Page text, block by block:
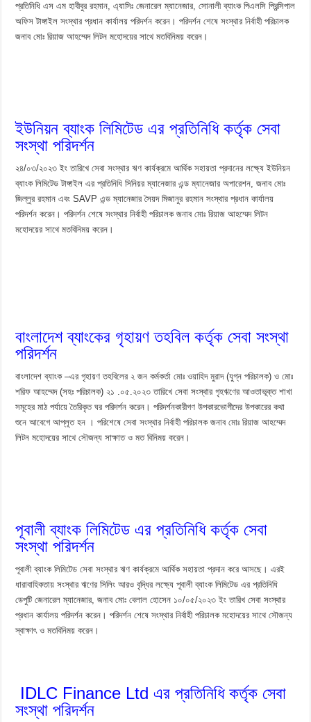
প্রতিনিধি এস এম হাবীবুর রহমান, এ্যাসিঃ জেনারেল ম্যানেজার, সোনালী ব্যাংক পিএলসি প্রিন্সিপাল
অফিস টাঙ্গাইল সংস্থার প্রধান কার্যালয় পরিদর্শন করেন। পরিদর্শন শেষে সংস্থার নির্বাহী পরিচালক
জনাব মোঃ রিয়াজ আহম্মেদ লিটন মহোদয়ের সাথে মতবিনিময় করেন।
ইউনিয়ন ব্যাংক লিমিটেড এর প্রতিনিধি কর্তৃক সেবা
সংস্থা পরিদর্শন
২৪/০৩/২০২৩ ইং তারিখে সেবা সংস্থার ঋণ কার্যক্রমে আর্থিক সহায়তা প্রদানের লক্ষ্যে ইউনিয়ন
ব্যাংক লিমিটেড টাঙ্গাইল এর প্রতিনিধি সিনিয়র ম্যানেজার এন্ড ম্যানেজার অপারেশন, জনাব মোঃ
জিল্লুর রহমান এবং SAVP এন্ড ম্যানেজার সৈয়দ মিজানুর রহমান সংস্থার প্রধান কার্যালয়
পরিদর্শন করেন। পরিদর্শন শেষে সংস্থার নির্বাহী পরিচালক জনাব মোঃ রিয়াজ আহম্মেদ লিটন
মহোদয়ের সাথে মতবিনিময় করেন।
বাংলাদেশ ব্যাংকের গৃহায়ণ তহবিল কর্তৃক সেবা সংস্থা
পরিদর্শন
বাংলাদেশ ব্যাংক –এর গৃহায়ণ তহবিলের ২ জন কর্মকর্তা মোঃ ওয়াহিদ মুরাদ (যুগ্ন পরিচালক) ও মোঃ
শরিফ আহম্মেদ (সহঃ পরিচালক) ২১ .০৫.২০২৩ তারিখে সেবা সংস্থার গৃহঋণের আওতাভূক্ত শাখা
সমূহের মাঠ পর্যায়ে তৈরিকৃত ঘর পরিদর্শন করেন। পরিদর্শনকারীগণ উপকারভোগীদের উপকারের কথা
শুনে আবেগে আপ্লূত হন । পরিশেষে সেবা সংস্থার নির্বাহী পরিচালক জনাব মোঃ রিয়াজ আহম্মেদ
লিটন মহোদয়ের সাথে সৌজন্য সাক্ষাত ও মত বিনিময় করেন।
পূবালী ব্যাংক লিমিটেড এর প্রতিনিধি কর্তৃক সেবা
সংস্থা পরিদর্শন
পূবালী ব্যাংক লিমিটেড সেবা সংস্থার ঋণ কার্যক্রমে আর্থিক সহায়তা প্রদান করে আসছে। এরই
ধারাবাহিকতায় সংস্থার ঋণের সিলিং আরও বৃদ্ধির লক্ষ্যে পূবালী ব্যাংক লিমিটেড এর প্রতিনিধি
ডেপুটি জেনারেল ম্যানেজার, জনাব মোঃ বেলাল হোসেন ১০/০৫/২০২৩ ইং তারিখ সেবা সংস্থার
প্রধান কার্যালয় পরিদর্শন করেন। পরিদর্শন শেষে সংস্থার নির্বাহী পরিচালক মহোদয়ের সাথে সৌজন্য
স্বাক্ষাৎ ও মতবিনিময় করেন।
IDLC Finance Ltd এর প্রতিনিধি কর্তৃক সেবা
সংস্থা পরিদর্শন